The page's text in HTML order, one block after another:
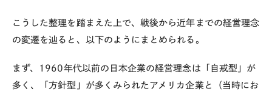
こうした整理を踏まえた上で、戦後から近年までの経営理念
の変遷を辿ると、以下のようにまとめられる。
まず、1960年代以前の日本企業の経営理念は「自戒型」が
多く、「方針型」が多くみられたアメリカ企業と（当時にお